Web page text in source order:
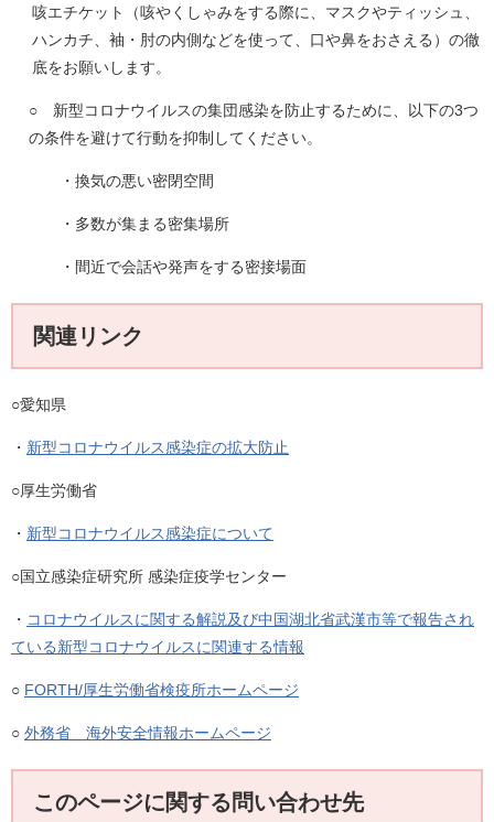
咳エチケット（咳やくしゃみをする際に、マスクやティッシュ、
ハンカチ、袖・肘の内側などを使って、口や鼻をおさえる）の徹
底をお願いします。
○ 新型コロナウイルスの集団感染を防止するために、以下の3つ
の条件を避けて行動を抑制してください。
・換気の悪い密閉空間
・多数が集まる密集場所
・間近で会話や発声をする密接場面
関連リンク
○愛知県
・ 新型コロナウイルス感染症の拡大防止
○厚生労働省
・ 新型コロナウイルス感染症について
○国立感染症研究所 感染症疫学センター
・ コロナウイルスに関する解説及び中国湖北省武漢市等で報告され
ている新型コロナウイルスに関連する情報
○ FORTH/厚生労働省検疫所ホームページ
○ 外務省 海外安全情報ホームページ
このページに関する問い合わせ先